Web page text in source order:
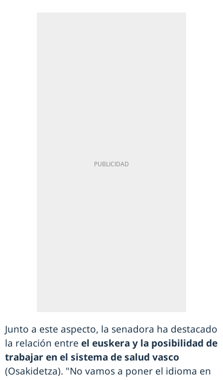
Junto a este aspecto, la senadora ha destacado
la relación entre el euskera y la posibilidad de
trabajar en el sistema de salud vasco
(Osakidetza). "No vamos a poner el idioma en